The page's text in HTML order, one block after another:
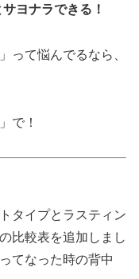
ヨナラできる！
って悩んでるなら、
で！
タイプとラスティン
比較表を追加しまし
てなった時の背中